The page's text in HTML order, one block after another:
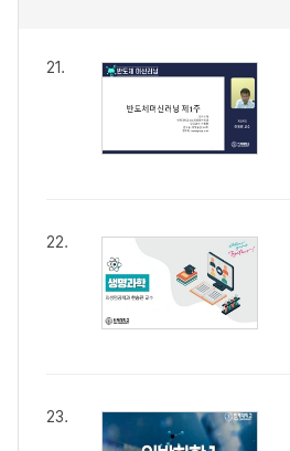
21.
22.
23.